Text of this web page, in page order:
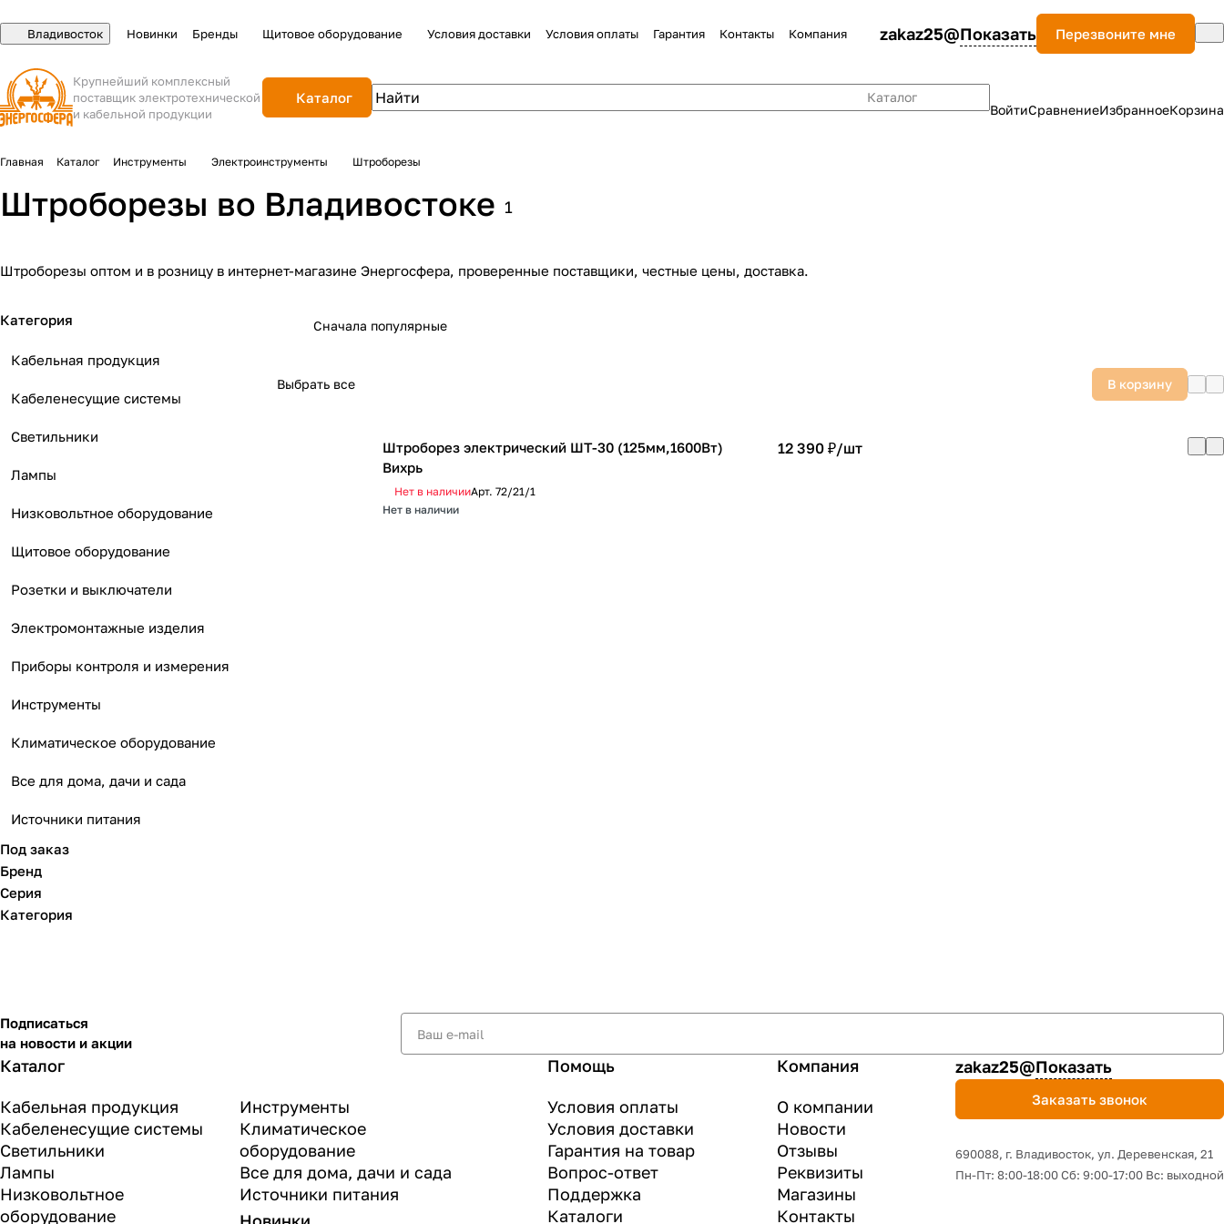
Владивосток Новинки Бренды Щитовое оборудование Условия доставки Условия оплаты Гарантия Контакты Компания zakaz25@Показать Перезвоните мне
Крупнейший комплексный
поставщик электротехнической
и кабельной продукции
Каталог
Каталог
ВойтиСравнениеИзбранноеКорзина
Главная Каталог Инструменты Электроинструменты Штроборезы
Штроборезы во Владивостоке 1
Штроборезы оптом и в розницу в интернет-магазине Энергосфера, проверенные поставщики, честные цены, доставка.
Сначала популярные
Выбрать все В корзину
Штроборез электрический ШТ-30 (125мм,1600Вт)
Вихрь
Нет в наличииАрт. 72/21/1
Нет в наличии
12 390 ₽/шт
Категория
Кабельная продукция
Кабеленесущие системы
Светильники
Лампы
Низковольтное оборудование
Щитовое оборудование
Розетки и выключатели
Электромонтажные изделия
Приборы контроля и измерения
Инструменты
Климатическое оборудование
Все для дома, дачи и сада
Источники питания
Под заказ
Бренд
Серия
Категория
Подписаться
на новости и акции
Каталог
Кабельная продукция
Кабеленесущие системы
Светильники
Лампы
Низковольтное
оборудование
Инструменты
Климатическое
оборудование
Все для дома, дачи и сада
Источники питания
Помощь
Условия оплаты
Условия доставки
Гарантия на товар
Вопрос-ответ
Поддержка
Каталоги
Компания
О компании
Новости
Отзывы
Реквизиты
Магазины
Контакты
zakaz25@Показать
Заказать звонок
690088, г. Владивосток, yл. Деревенская, 21
Пн-Пт: 8:00-18:00 Сб: 9:00-17:00 Вс: выходной